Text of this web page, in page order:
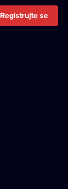
Registrujte se